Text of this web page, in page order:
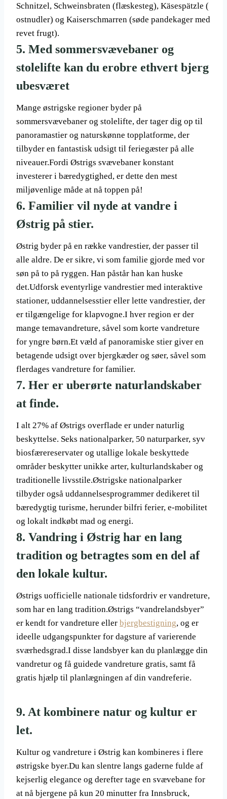
Schnitzel, Schweinsbraten (flæskesteg), Käsespätzle (
ostnudler) og Kaiserschmarren (søde pandekager med
revet frugt).
5. Med sommersvævebaner og
stolelifte kan du erobre ethvert bjerg
ubesværet
Mange østrigske regioner byder på
sommersvævebaner og stolelifte, der tager dig op til
panoramastier og naturskønne topplatforme, der
tilbyder en fantastisk udsigt til feriegæster på alle
niveauer.Fordi Østrigs svævebaner konstant
investerer i bæredygtighed, er dette den mest
miljøvenlige måde at nå toppen på!
6. Familier vil nyde at vandre i
Østrig på stier.
Østrig byder på en række vandrestier, der passer til
alle aldre. De er sikre, vi som familie gjorde med vor
søn på to på ryggen. Han påstår han kan huske
det.Udforsk eventyrlige vandrestier med interaktive
stationer, uddannelsesstier eller lette vandrestier, der
er tilgængelige for klapvogne.I hver region er der
mange temavandreture, såvel som korte vandreture
for yngre børn.Et væld af panoramiske stier giver en
betagende udsigt over bjergkæder og søer, såvel som
flerdages vandreture for familier.
7. Her er uberørte naturlandskaber
at finde.
I alt 27% af Østrigs overflade er under naturlig
beskyttelse. Seks nationalparker, 50 naturparker, syv
biosfærereservater og utallige lokale beskyttede
områder beskytter unikke arter, kulturlandskaber og
traditionelle livsstile.Østrigske nationalparker
tilbyder også uddannelsesprogrammer dedikeret til
bæredygtig turisme, herunder bilfri ferier, e-mobilitet
og lokalt indkøbt mad og energi.
8. Vandring i Østrig har en lang
tradition og betragtes som en del af
den lokale kultur.
Østrigs uofficielle nationale tidsfordriv er vandreture,
som har en lang tradition.Østrigs “vandrelandsbyer”
er kendt for vandreture eller bjergbestigning, og er
ideelle udgangspunkter for dagsture af varierende
sværhedsgrad.I disse landsbyer kan du planlægge din
vandretur og få guidede vandreture gratis, samt få
gratis hjælp til planlægningen af din vandreferie.
9. At kombinere natur og kultur er
let.
Kultur og vandreture i Østrig kan kombineres i flere
østrigske byer.Du kan slentre langs gaderne fulde af
kejserlig elegance og derefter tage en svævebane for
at nå bjergene på kun 20 minutter fra Innsbruck,